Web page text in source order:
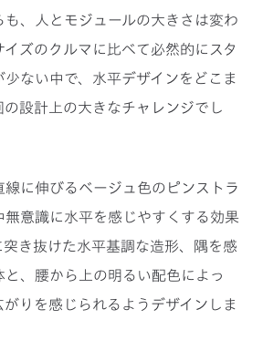
も、人とモジュールの大きさは変わ
イズのクルマに比べて必然的にスタ
ない中で、水平デザインをどこま
設計上の大きなチャレンジでし
線に伸びるベージュ色のピンストラ
無意識に水平を感じやすくする効果
き抜けた水平基調な造形、隅を感
と、腰から上の明るい配色によっ
がりを感じられるようデザインしま